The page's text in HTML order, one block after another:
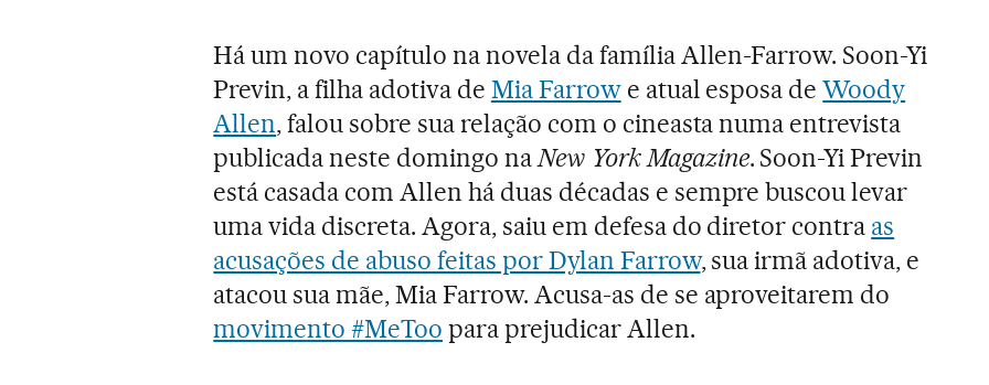
Há um novo capítulo na novela da família Allen-Farrow. Soon-Yi
Previn, a filha adotiva de Mia Farrowe atual esposa deWoody
Allen, falou sobre sua relação com o cineasta numa entrevista
publicada neste domingo naNew York Magazine. Soon-Yi Previn
está casada com Allen há duas décadas e sempre buscou levar
uma vida discreta. Agora, saiu em defesa do diretor contra as
acusações de abuso feitas por Dylan Farrow, sua irmã adotiva, e
atacou sua mãe, Mia Farrow. Acusa-as de se aproveitarem do
movimento #MeToo para prejudicar Allen.